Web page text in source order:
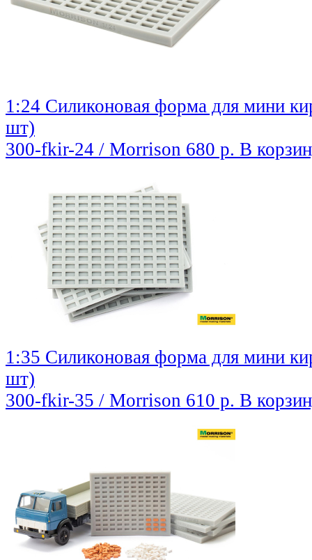
1:24 Силиконовая форма для мини
шт)
300-fkir-24 / Morrison 680 р. В
1:35 Силиконовая форма для мини
шт)
300-fkir-35 / Morrison 610 р. В